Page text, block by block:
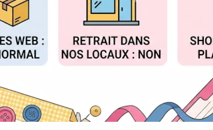
Réf. :HPLF-LSM-T2511
Planche de 12 tampons
10 x 15 cm
Définition Scropines,
BFF : meilleures amies